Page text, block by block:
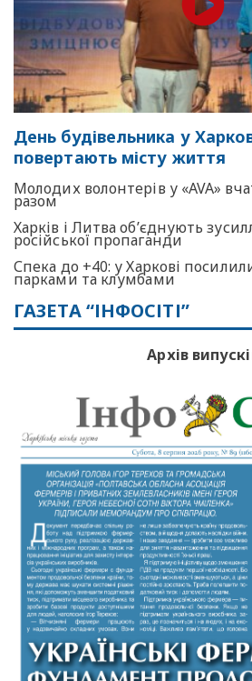
День будівельника у
повертають місту життя
Молодих волонтерів у «AVA»
разом
Харків і Литва об’єднують
російської пропаганди
Спека до +40: у Харкові
парками та клумбами
ГАЗЕТА “ІНФОСІТІ”
Архів